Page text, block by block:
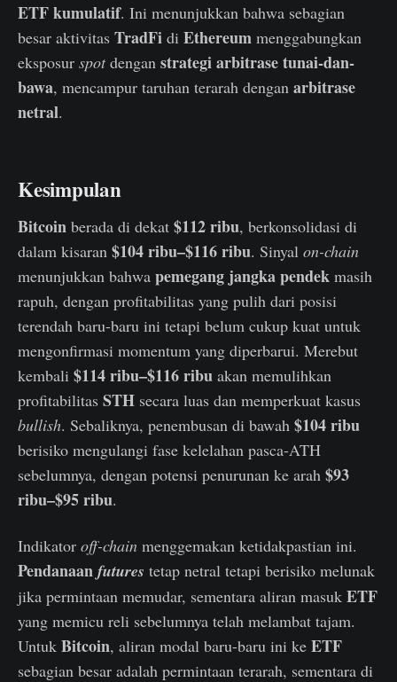
ETF kumulatif. Ini menunjukkan bahwa sebagian
besar aktivitas TradFi di Ethereum menggabungkan
eksposur spotdengan strategi arbitrase tunai-dan-
bawa, mencampur taruhan terarah dengan arbitrase
netral.
Kesimpulan
Bitcoin berada di dekat $112 ribu, berkonsolidasi di
dalam kisaran $104 ribu–$116 ribu. Sinyal on-chain
menunjukkan bahwa pemegang jangka pendek masih
rapuh, dengan profitabilitas yang pulih dari posisi
terendah baru-baru ini tetapi belum cukup kuat untuk
mengonfirmasi momentum yang diperbarui. Merebut
kembali $114 ribu–$116 ribu akan memulihkan
profitabilitas STH secara luas dan memperkuat kasus
bullish. Sebaliknya, penembusan di bawah $104 ribu
berisiko mengulangi fase kelelahan pasca-ATH
sebelumnya, dengan potensi penurunan ke arah $93
ribu–$95 ribu.
Indikator off-chain menggemakan ketidakpastian ini.
Pendanaan futures tetap netral tetapi berisiko melunak
jika permintaan memudar, sementara aliran masuk ETF
yang memicu reli sebelumnya telah melambat tajam.
Untuk Bitcoin, aliran modal baru-baru ini ke ETF
sebagian besar adalah permintaan terarah, sementara di